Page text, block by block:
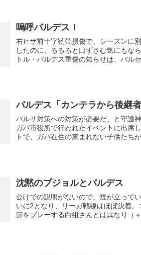
嗚呼バルデス！
右ヒザ前十字靭帯損傷で、シーズンに
したのに、るるると口ずさむ気にもな
トル・バルデス重傷の知らせは、バル
バルデス「カンテラから後継
バルサ対策への対策が必要だ、と守護
ガバ市役所で行われたイベントに出席
トで、ガバ在住の恵まれない子供たち
沈黙のプジョルとバルデス
公けでの説明がないので、煙が立って
いに2となり、リーガ戦線はほぼ決着
節をプレーする白組さんとは異なり（